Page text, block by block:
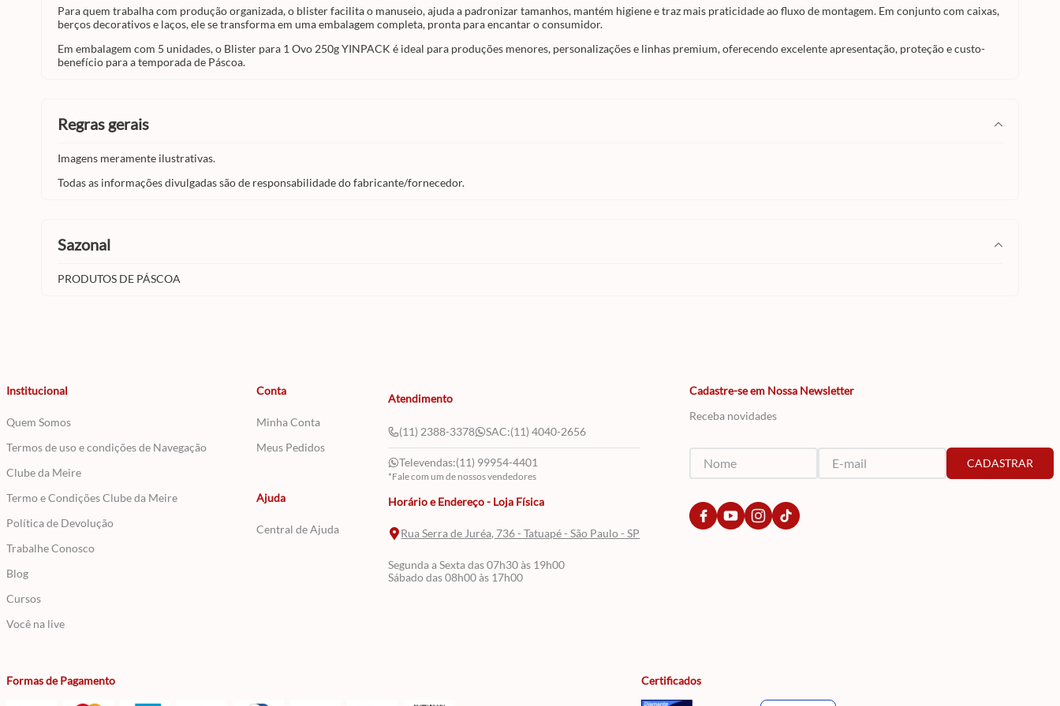
Para quem trabalha com produção organizada, o blister facilita o manuseio, ajuda a padronizar tamanhos, mantém higiene e traz mais praticidade ao fluxo de montagem. Em conjunto com caixas,
berços decorativos e laços, ele se transforma em uma embalagem completa, pronta para encantar o consumidor.
Em embalagem com 5 unidades, o Blister para 1 Ovo 250g YINPACK é ideal para produções menores, personalizações e linhas premium, oferecendo excelente apresentação, proteção e custo-
benefício para a temporada de Páscoa.
regras gerais
Imagens meramente ilustrativas.
Todas as informações divulgadas são de responsabilidade do fabricante/fornecedor.
sazonal
PRODUTOS DE PÁSCOA
Institucional
Quem Somos
Termos de uso e condições de Navegação
Clube da Meire
Termo e Condições Clube da Meire
Política de Devolução
Trabalhe Conosco
Blog
Cursos
Você na live
Conta
Minha Conta
Meus Pedidos
Ajuda
Central de Ajuda
Atendimento
(11) 2388-3378 SAC:(11) 4040-2656
Televendas:(11) 99954-4401
*Fale com um de nossos vendedores
Horário e Endereço - Loja Física
Rua Serra de Juréa, 736 - Tatuapé - São Paulo - SP
Segunda a Sexta das 07h30 às 19h00
Sábado das 08h00 às 17h00
Cadastre-se em Nossa Newsletter
Receba novidades
CADASTRAR
Formas de Pagamento Certificados